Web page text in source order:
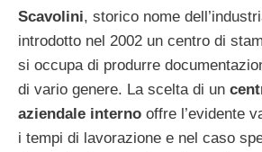
Scavolini, storico nome
introdotto nel 2002 un centro di
si occupa di produrre
di vario genere. La scelta di un
aziendale interno offre l’evidente
i tempi di lavorazione e nel caso